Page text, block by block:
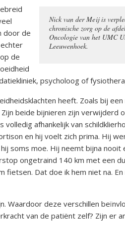
Nick van der Meij is
chronische zorg op de
Oncologie van het UMC
Leeuwenhoek.
door de
de
psycholoog of
heeft. Zoals bij
beide bijnieren zijn verwijderd
afhankelijk van
en hij voelt zich prima. Hij
soms moe. Hij neemt bijna
ongetraind 140 km met een
Dat doe ik hem niet na. En
Waardoor deze verschillen
van de patiënt zelf? Zijn er